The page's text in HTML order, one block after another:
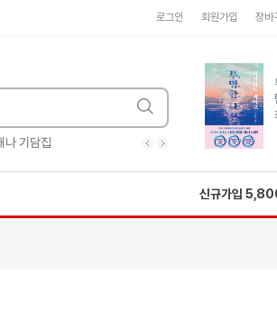
로그인 회원가입 장바
나 기담집 히가시노게이고 추모 수족관
신규가입